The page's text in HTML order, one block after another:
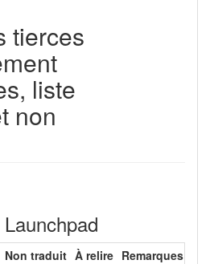
tierces
liste
non
Non traduit À relire Remarques